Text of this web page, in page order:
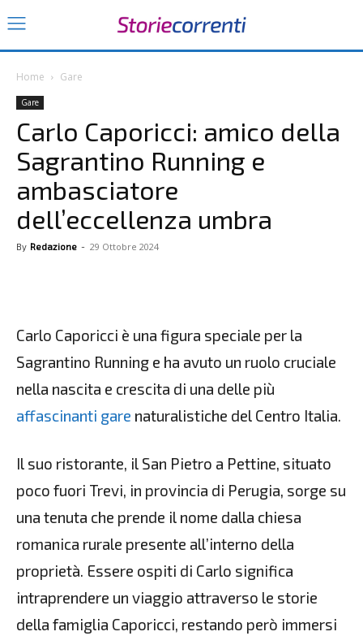
Home Gare
Gare
Carlo Caporicci: amico della
Sagrantino Running e
ambasciatore
dell’eccellenza umbra
By Redazione - 29 Ottobre 2024
Carlo Caporicci è una figura speciale per la
Sagrantino Running e ha avuto un ruolo cruciale
nella nascita e crescita di una delle più
affascinanti gare naturalistiche del Centro Italia.
Il suo ristorante, il San Pietro a Pettine, situato
poco fuori Trevi, in provincia di Perugia, sorge su
una tenuta che prende il nome dalla chiesa
romanica rurale presente all’interno della
proprietà. Essere ospiti di Carlo significa
intraprendere un viaggio attraverso le storie
della famiglia Caporicci, restando però immersi